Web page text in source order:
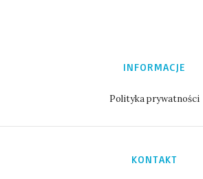
INFORMACJE
Polityka prywatności
KONTAKT